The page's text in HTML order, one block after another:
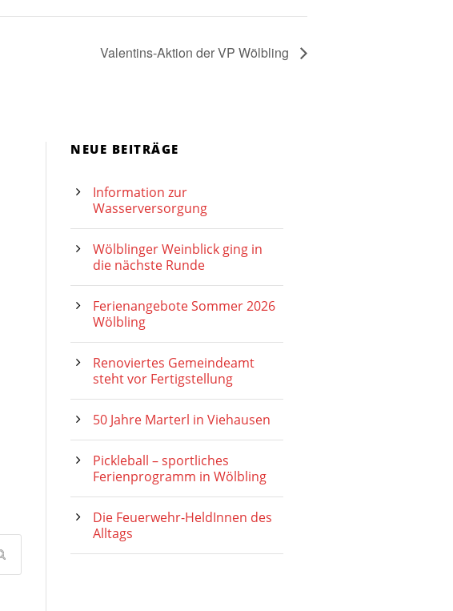
Valentins-Aktion der VP Wölbling
NEUE BEITRÄGE
Information zur
Wasserversorgung
Wölblinger Weinblick ging in
die nächste Runde
Ferienangebote Sommer 2026
Wölbling
Renoviertes Gemeindeamt
steht vor Fertigstellung
50 Jahre Marterl in Viehausen
Pickleball – sportliches
Ferienprogramm in Wölbling
Die Feuerwehr-HeldInnen des
Alltags